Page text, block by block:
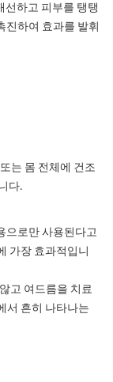
선하고 피부를 탱탱
진하여 효과를 발휘
는 몸 전체에 건조
다.
으로만 사용된다고
가장 효과적입니
고 여드름을 치료
서 흔히 나타나는